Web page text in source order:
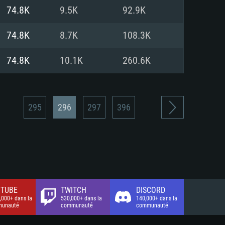
(client complet)
(client complet)
(client complet)
74.8K 9.5K 92.9K
74.8K 8.7K 108.3K
74.8K 10.1K 260.6K
295 296 297 396
dans la
TWITCH
530,000+ dans la
communauté
DISCORD
140,000+ dans la
communauté